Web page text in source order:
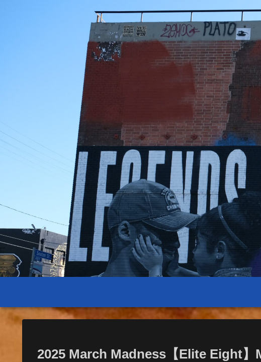
2025 March Madness【Elite Eight】